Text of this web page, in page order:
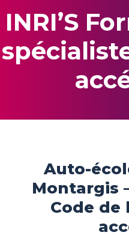
INRI’S
Auto-
Montargis
Code de